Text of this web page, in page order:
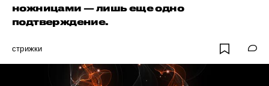
ножницами — лишь еще одно
подтверждение.
стрижки